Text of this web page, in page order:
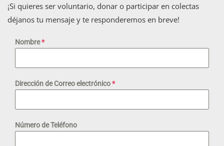
¡Si quieres ser voluntario, donar o participar en colectas
déjanos tu mensaje y te responderemos en breve!
Nombre*
Dirección de Correo electrónico*
Número de Teléfono